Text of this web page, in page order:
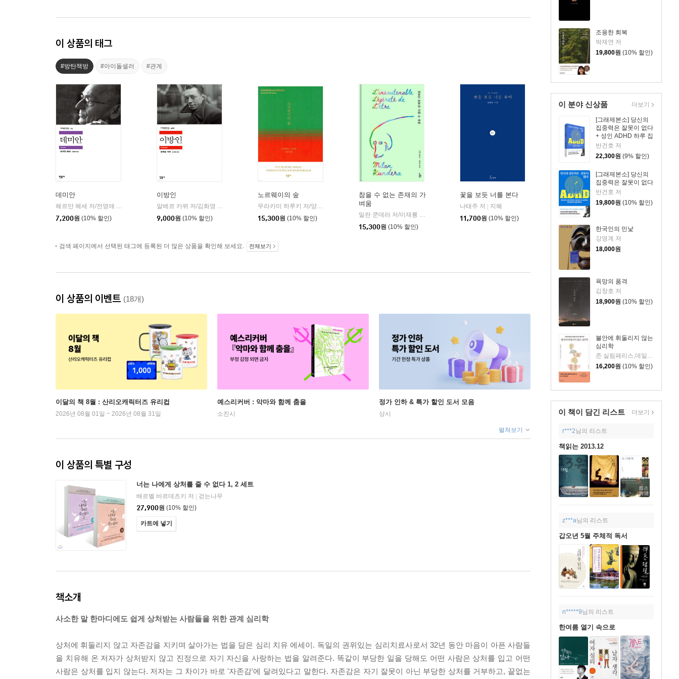
조용한 회복
박재연 저
19,800원 (10% 할인)
이 분야 신상품
[그래제본소] 당신의
집중력은 잘못이 없다
+ 성인 ADHD 하루 집
중 리마인더 킷
반건호 저
22,300원 (9% 할인)
[그래제본소] 당신의
집중력은 잘못이 없다
반건호 저
19,800원 (10% 할인)
한국인의 민낯
강영계 저
18,000원
욕망의 품격
김창호 저
18,900원 (10% 할인)
불안에 휘둘리지 않는
심리학
존 실림패리스,데일리 디애나 슈워츠 저/이연규 역
16,200원 (10% 할인)
더보기
이 책이 담긴 리스트 더보기
r***2님의 리스트
책읽는 2013.12
z***a님의 리스트
갑오년 5월 주체적 독서
n*****9님의 리스트
한여름 열기 속으로
이 상품의 태그
#방탄책방 #아이돌셀러 #관계
데미안
헤르만 헤세 저/전영애 역
7,200원 (10% 할인)
이방인
알베르 카뮈 저/김화영 역
9,000원 (10% 할인)
노르웨이의 숲
무라카미 하루키 저/양억관 역
15,300원 (10% 할인)
참을 수 없는 존재의 가
벼움
밀란 쿤데라 저/이재룡 역
15,300원 (10% 할인)
꽃을 보듯 너를 본다
나태주 저
지혜
11,700원 (10% 할인)
검색 페이지에서 선택된 태그에 등록된 더 많은 상품을 확인해 보세요. 전체보기
이 상품의 이벤트 (18개)
이달의 책 8월 : 산리오캐릭터즈 유리컵
2026년 08월 01일 ~ 2026년 08월 31일
예스리커버 : 악마와 함께 춤을
소진시
정가 인하 & 특가 할인 도서 모음
상시
펼쳐보기
이 상품의 특별 구성
너는 나에게 상처를 줄 수 없다 1, 2 세트
배르벨 바르데츠키 저
걷는나무
27,900원 (10% 할인)
카트에 넣기
책소개
사소한 말 한마디에도 쉽게 상처받는 사람들을 위한 관계 심리학
상처에 휘둘리지 않고 자존감을 지키며 살아가는 법을 담은 심리 치유 에세이. 독일의 권위있는 심리치료사로서 32년 동안 마음이 아픈 사람들
을 치유해 온 저자가 상처받지 않고 진정으로 자기 자신을 사랑하는 법을 알려준다. 똑같이 부당한 일을 당해도 어떤 사람은 상처를 입고 어떤
사람은 상처를 입지 않는다. 저자는 그 차이가 바로 '자존감'에 달려있다고 말한다. 자존감은 자기 잘못이 아닌 부당한 상처를 거부하고, 끝없는